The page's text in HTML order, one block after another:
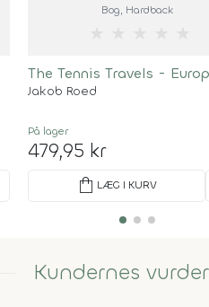
Bog, Hardback
The Tennis Travels -
Jakob Roed
På lager
479,95 kr
shopping_bag LÆG I KURV
Kundernes